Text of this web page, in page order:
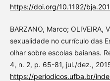
https://doi.org/10.1192/
BARZANO, Marco; OLIVEIRA,
sexualidade no currículo das
olhar sobre escolas baianas.
4, n. 2, p. 65-81, jul./dez.,
https://periodicos.ufba.br/